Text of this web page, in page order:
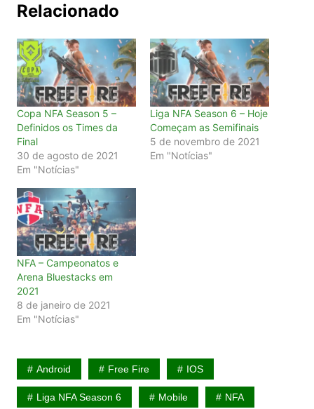
Relacionado
Copa NFA Season 5 –
Definidos os Times da
Final
30 de agosto de 2021
Em "Notícias"
Liga NFA Season 6 – Hoje
Começam as Semifinais
5 de novembro de 2021
Em "Notícias"
NFA – Campeonatos e
Arena Bluestacks em
2021
8 de janeiro de 2021
Em "Notícias"
Android Free Fire IOS
Liga NFA Season 6 Mobile NFA